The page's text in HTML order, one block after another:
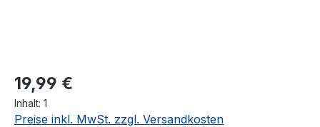
19,99 €
Inhalt: 1
Preise inkl. MwSt. zzgl. Versandkosten